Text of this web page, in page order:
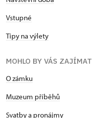
Vstupné
Tipy na výlety
MOHLO BY VÁS ZAJÍMAT
O zámku
Muzeum příběhů
Svatby a pronájmy